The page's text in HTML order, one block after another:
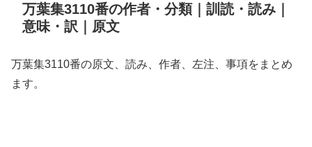
万葉集3110番の作者・分類｜訓読・読み｜
意味・訳｜原文
万葉集3110番の原文、読み、作者、左注、事項をまとめ
ます。